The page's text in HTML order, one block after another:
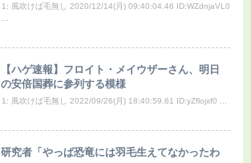
1: 風吹けば毛無し 2020/12/14(月) 09:40:04.46 ID:WZdnjaVL0
【ハゲ速報】フロイト・メイウザーさん、明日
の安倍国葬に参列する模様
1: 風吹けば毛無し 2022/09/26(月) 18:40:59.61 ID:yZflojxf0 ...
研究者「やっぱ恐竜には羽毛生えてなかったわ